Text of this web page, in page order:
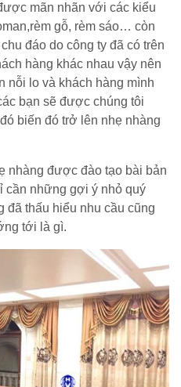
mãn nhãn với các kiểu
gỗ, rèm sáo… còn
đáo do công ty đã có trên
hàng khác nhau vậy nên
nỗi lo và khách hàng mình
bạn sẽ được chúng tôi
biến đó trở lên nhẹ nhàng
nhàng được đào tạo bài bản
cần những gợi ý nhỏ quý
đã thấu hiểu nhu cầu cũng
tới là gì.